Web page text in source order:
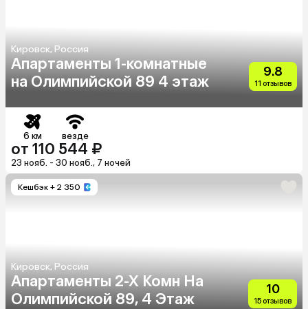
Кировск, Россия
Апартаменты 1-комнатные
на Олимпийской 89 4 этаж
9.8
11 отзывов
6 км везде
от 110 544 ₽
23 нояб. - 30 нояб., 7 ночей
Кешбэк + 2 350
Кировск, Россия
Апартаменты 2-Х Комн На
Олимпийской 89, 4 Этаж
10
15 отзывов